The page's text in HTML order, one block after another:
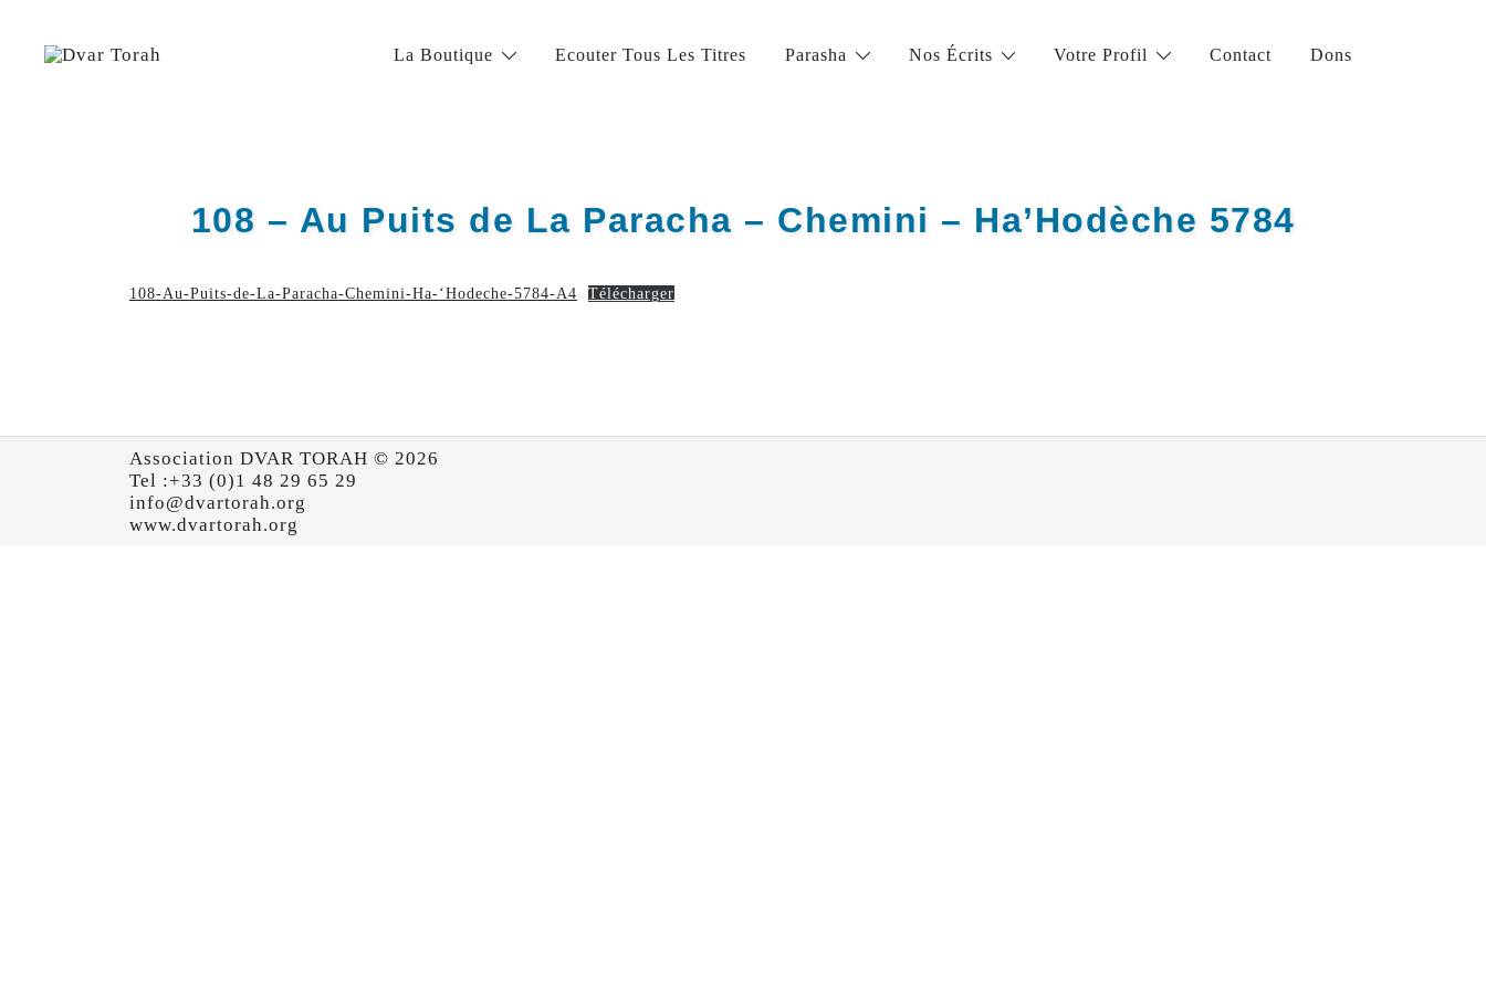
content
La Boutique Ecouter Tous Les Titres Parasha Nos Écrits Votre Profil Contact Dons
108 – Au Puits de La Paracha – Chemini – Ha’Hodèche 5784
108-Au-Puits-de-La-Paracha-Chemini-Ha-‘Hodeche-5784-A4 Télécharger
Association DVAR TORAH © 2026
Tel :+33 (0)1 48 29 65 29
info@dvartorah.org
www.dvartorah.org